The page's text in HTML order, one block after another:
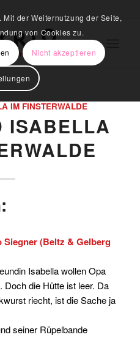
IM FINSTERWALDE
ISABELLA
Siegner (Beltz & Gelberg
Isabella wollen Opa
Doch die Hütte ist leer. Da
riecht, ist die Sache ja
seiner Rüpelbande
der Weiternutzung der Seite,
von Cookies zu.
Nicht akzeptieren